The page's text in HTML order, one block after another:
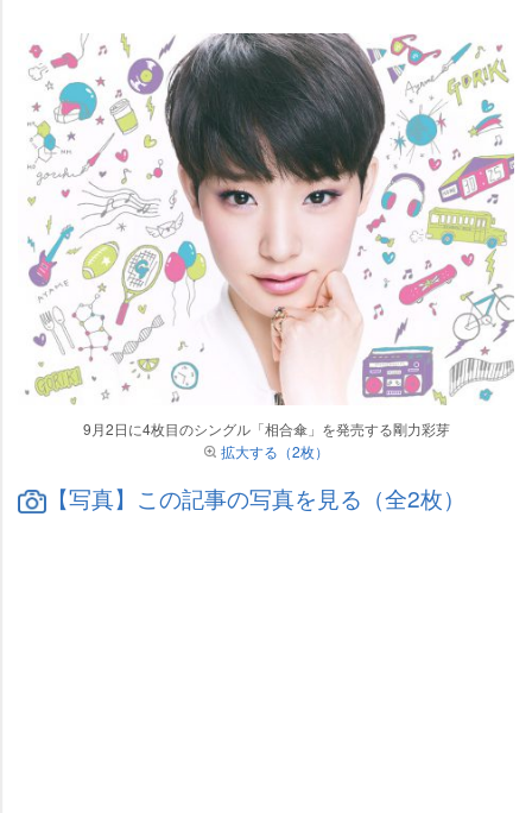
9月2日に4枚目のシングル「相合傘」を発売する剛力彩芽
拡大する（2枚）
【写真】この記事の写真を見る（全2枚）